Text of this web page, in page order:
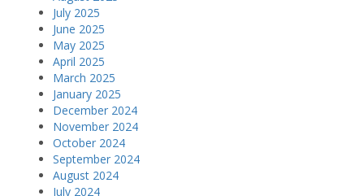
July 2025
June 2025
May 2025
April 2025
March 2025
January 2025
December 2024
November 2024
October 2024
September 2024
August 2024
July 2024